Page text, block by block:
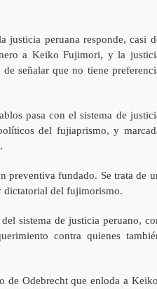
justicia peruana responde, casi
a Keiko Fujimori, y la
señalar que no tiene
pasa con el sistema de
del fujiaprismo, y
preventiva fundado. Se trata de
dictatorial del fujimorismo.
sistema de justicia peruano,
contra quienes
de Odebrecht que enloda a